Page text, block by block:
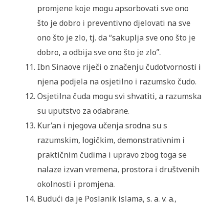
promjene koje mogu apsorbovati sve ono
što je dobro i preventivno djelovati na sve
ono što je zlo, tj. da “sakuplja sve ono što je
dobro, a odbija sve ono što je zlo”.
Ibn Sinaove riječi o značenju čudotvornosti i
njena podjela na osjetilno i razumsko čudo.
Osjetilna čuda mogu svi shvatiti, a razumska
su uputstvo za odabrane.
Kur’an i njegova učenja srodna su s
razumskim, logičkim, demonstrativnim i
praktičnim čudima i upravo zbog toga se
nalaze izvan vremena, prostora i društvenih
okolnosti i promjena.
Budući da je Poslanik islama, s. a. v. a.,